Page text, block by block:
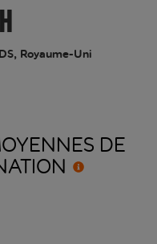
Royaume-Uni
DE